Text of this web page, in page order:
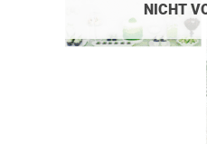
NICHT